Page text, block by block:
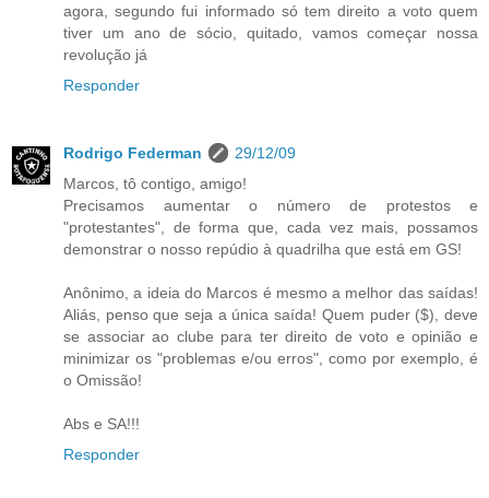
agora, segundo fui informado só tem direito a voto quem
tiver um ano de sócio, quitado, vamos começar nossa
revolução já
Responder
Rodrigo Federman
29/12/09
Marcos, tô contigo, amigo!
Precisamos aumentar o número de protestos e
"protestantes", de forma que, cada vez mais, possamos
demonstrar o nosso repúdio à quadrilha que está em GS!
Anônimo, a ideia do Marcos é mesmo a melhor das saídas!
Aliás, penso que seja a única saída! Quem puder ($), deve
se associar ao clube para ter direito de voto e opinião e
minimizar os "problemas e/ou erros", como por exemplo, é
o Omissão!
Abs e SA!!!
Responder